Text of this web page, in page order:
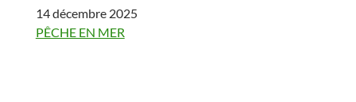
Date
14 décembre 2025
Par rapport à
PÊCHE EN MER